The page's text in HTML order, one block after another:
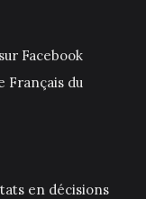
Facebook
Français du
en décisions